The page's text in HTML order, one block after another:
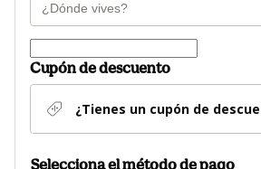
Cupón de descuento
¿Tienes un cupón de
Selecciona el método de pago